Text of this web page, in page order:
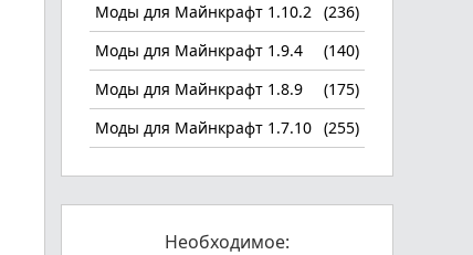
Моды для Майнкрафт 1.10.2 (236)
Моды для Майнкрафт 1.9.4
(140)
Моды для Майнкрафт 1.8.9
(175)
Моды для Майнкрафт 1.7.10 (255)
Необходимое: